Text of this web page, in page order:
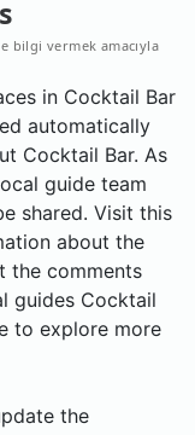
bilgi vermek amacıyla
in Cocktail Bar
automatically
Cocktail Bar. As
guide team
shared. Visit this
about the
the comments
guides Cocktail
to explore more
the